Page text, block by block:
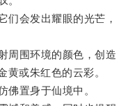
会发出耀眼的光芒，
围环境的颜色，创造
黄或朱红色的云彩。
置身于仙境中。